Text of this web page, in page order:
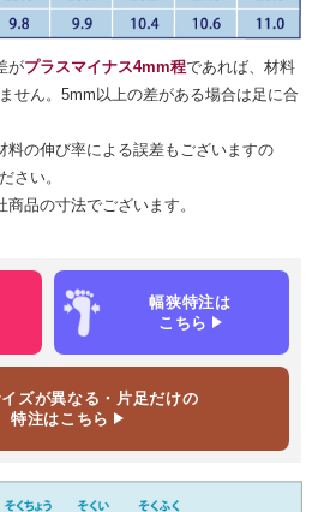
がプラスマイナス4mm程であれば、材料
せん。5mm以上の差がある場合は足に合
料の伸び率による誤差もございますの
さい。
品の寸法でございます。
幅狭特注は
こちら
ズが異なる・片足だけの
特注はこちら